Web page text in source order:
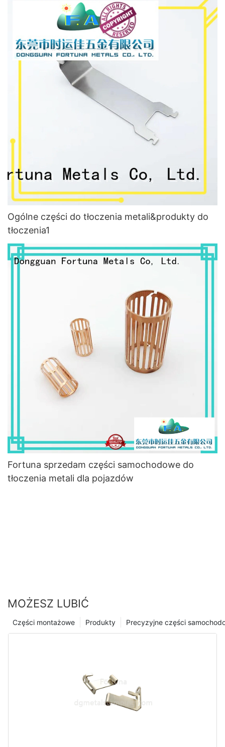
Ogólne części do tłoczenia metali&produkty do
tłoczenia1
Fortuna sprzedam części samochodowe do
tłoczenia metali dla pojazdów
MOŻESZ LUBIĆ
Precyzyjne części
Produkty
Części montażowe